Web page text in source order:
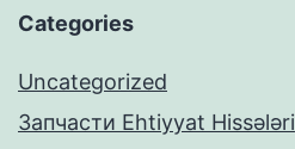
Categories
Uncategorized
Запчасти Ehtiyyat Hissələri